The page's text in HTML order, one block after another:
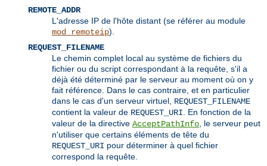
REMOTE_ADDR
L'adresse IP de l'hôte distant (se référer au module
mod_remoteip).
REQUEST_FILENAME
Le chemin complet local au système de fichiers du
fichier ou du script correspondant à la requête, s'il a
déjà été déterminé par le serveur au moment où on y
fait référence. Dans le cas contraire, et en particulier
dans le cas d'un serveur virtuel, REQUEST_FILENAME
contient la valeur de REQUEST_URI . En fonction de la
valeur de la directive AcceptPathInfo , le serveur peut
n'utiliser que certains éléments de tête du
REQUEST_URI pour déterminer à quel fichier
correspond la requête.